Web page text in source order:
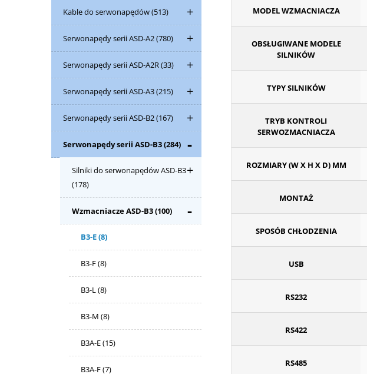
Kable do serwonapędów(513)
Serwonapędy serii ASD-A2(780)
Serwonapędy serii ASD-A2R(33)
Serwonapędy serii ASD-A3(215)
Serwonapędy serii ASD-B2(167)
Serwonapędy serii ASD-B3(284)
Silniki do serwonapędów ASD-B3
(178)
Wzmacniacze ASD-B3(100)
B3-E(8)
B3-F(8)
B3-L(8)
B3-M (8)
B3A-E(15)
B3A-F(7)
MODEL WZMACNIACZA
OBSŁUGIWANE MODELE
SILNIKÓW
TYPY SILNIKÓW
TRYB KONTROLI
SERWOZMACNIACZA
ROZMIARY (W X H X D) MM
MONTAŻ
SPOSÓB CHŁODZENIA
USB
RS232
RS422
RS485